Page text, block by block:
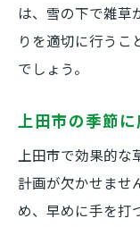
は、雪の下で雑草
りを適切に行うこ
でしょう。
上田市の季節
上田市で効果的
計画が欠かせませ
め、早めに手を打